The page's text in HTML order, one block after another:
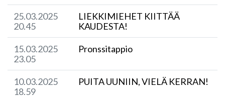
25.03.2025
20.45
LIEKKIMIEHET KIITTÄÄ
KAUDESTA!
15.03.2025
23.05
Pronssitappio
10.03.2025
18.59
PUITA UUNIIN, VIELÄ KERRAN!